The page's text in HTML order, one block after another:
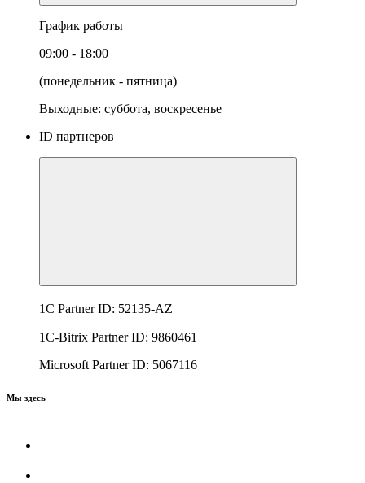
График работы
09:00 - 18:00
(понедельник - пятница)
Выходные: суббота, воскресенье
ID партнеров
1C Partner ID: 52135-AZ
1C-Bitrix Partner ID: 9860461
Microsoft Partner ID: 5067116
Мы здесь